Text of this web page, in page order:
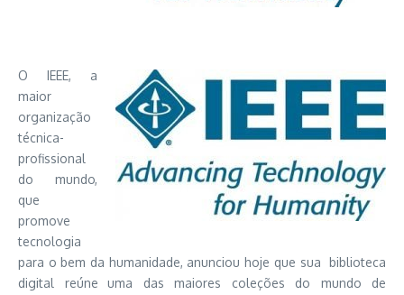
O IEEE, a
maior
organização
técnica-
profissional
do mundo,
que
promove
tecnologia
para o bem da humanidade, anunciou hoje que sua biblioteca
digital reúne
uma das maiores coleções do mundo de